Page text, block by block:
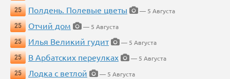
25
Полдень. Полевые цветы
— 5 Августа
25
Отчий дом
— 5 Августа
25
Илья Великий гудит
— 5 Августа
25
В Арбатских переулках
— 5 Августа
25
Лодка с ветлой
— 5 Августа